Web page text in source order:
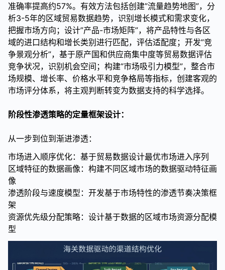
准确率提高约57%。有效方法包括创建”流量趋势地图”，分
析3-5年的区域贸易数据趋势，识别增长模式和需求变化，
把握市场方向；设计”产品-市场矩阵”，将产品特性与各区
域的进口结构和增长类别进行匹配，评估适配度；开发”竞
争景观分析”，基于原产国和供应商集中度等贸易数据评估
竞争状况，识别机会空间；构建”市场吸引力模型”，整合市
场规模、增长率、价格水平和竞争格局等指标，创建客观的
市场评分体系，将主观判断转变为数据支持的科学选择。
阶段性渗透策略的定量框架设计：
从一步到位到渐进渗透：
市场进入顺序优化：基于贸易数据设计最优市场进入序列
区域特征的数据画像：构建不同区域市场的数据驱动特征画
像
渗透阶段与速度模型：开发基于市场特性的渗透节奏决策框
架
资源优先级分配策略：设计基于数据的区域市场资源分配模
型